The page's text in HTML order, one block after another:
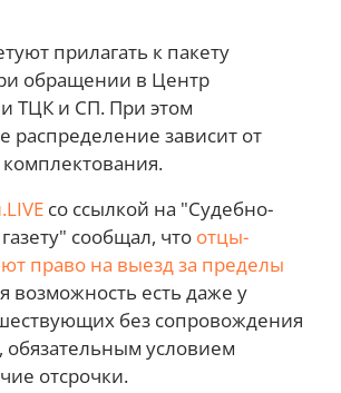
прилагать к пакету
обращении в Центр
ТЦК и СП. При этом
распределение зависит от
со ссылкой на "Судебно-
сообщал, что отцы-
право на выезд за пределы
возможность есть даже у
без сопровождения
обязательным условием
отсрочки.